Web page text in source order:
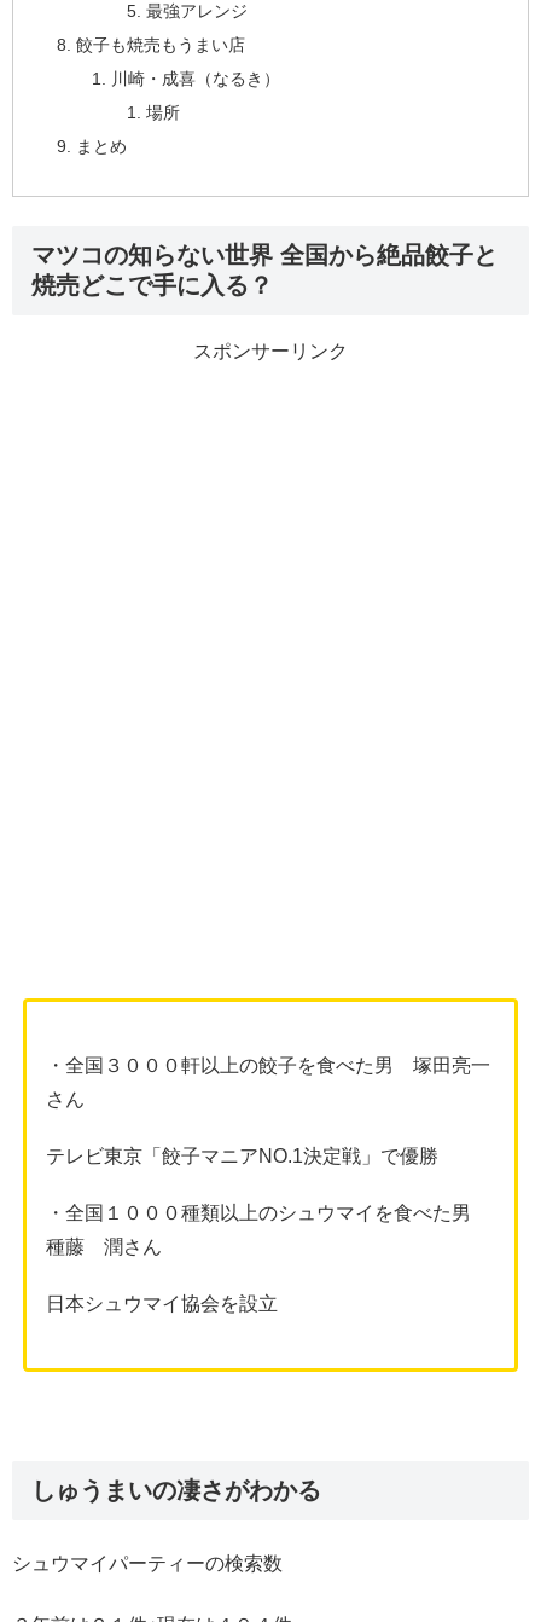
最強アレンジ
餃子も焼売もうまい店
川崎・成喜（なるき）
場所
まとめ
マツコの知らない世界 全国から絶品餃子と
焼売どこで手に入る？
スポンサーリンク
・全国３０００軒以上の餃子を食べた男 塚田亮一
さん
テレビ東京「餃子マニアNO.1決定戦」で優勝
・全国１０００種類以上のシュウマイを食べた男
種藤 潤さん
日本シュウマイ協会を設立
しゅうまいの凄さがわかる
シュウマイパーティーの検索数